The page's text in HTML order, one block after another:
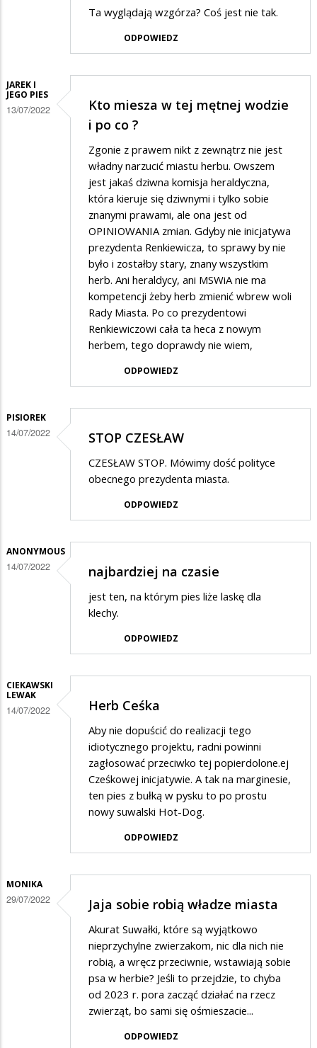
Ta wyglądają wzgórza? Coś jest nie tak.
ODPOWIEDZ
JAREK I
JEGO PIES
13/07/2022
Kto miesza w tej mętnej wodzie
i po co ?
Zgonie z prawem nikt z zewnątrz nie jest
władny narzucić miastu herbu. Owszem
jest jakaś dziwna komisja heraldyczna,
która kieruje się dziwnymi i tylko sobie
znanymi prawami, ale ona jest od
OPINIOWANIA zmian. Gdyby nie inicjatywa
prezydenta Renkiewicza, to sprawy by nie
było i zostałby stary, znany wszystkim
herb. Ani heraldycy, ani MSWiA nie ma
kompetencji żeby herb zmienić wbrew woli
Rady Miasta. Po co prezydentowi
Renkiewiczowi cała ta heca z nowym
herbem, tego doprawdy nie wiem,
ODPOWIEDZ
PISIOREK
14/07/2022 STOP CZESŁAW
CZESŁAW STOP. Mówimy dość polityce
obecnego prezydenta miasta.
ODPOWIEDZ
ANONYMOUS
14/07/2022 najbardziej na czasie
jest ten, na którym pies liże laskę dla
klechy.
ODPOWIEDZ
CIEKAWSKI
LEWAK
14/07/2022 Herb Ceśka
Aby nie dopuścić do realizacji tego
idiotycznego projektu, radni powinni
zagłosować przeciwko tej popierdolone.ej
Cześkowej inicjatywie. A tak na marginesie,
ten pies z bułką w pysku to po prostu
nowy suwalski Hot-Dog.
ODPOWIEDZ
MONIKA
29/07/2022 Jaja sobie robią władze miasta
Akurat Suwałki, które są wyjątkowo
nieprzychylne zwierzakom, nic dla nich nie
robią, a wręcz przeciwnie, wstawiają sobie
psa w herbie? Jeśli to przejdzie, to chyba
od 2023 r. pora zacząć działać na rzecz
zwierząt, bo sami się ośmieszacie...
ODPOWIEDZ